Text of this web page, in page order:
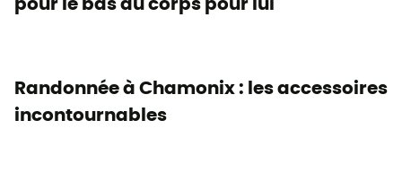
pour le bas du corps pour lui
Randonnée à Chamonix : les accessoires
incontournables